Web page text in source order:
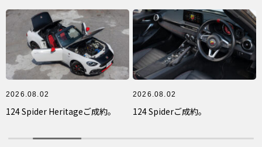
2026.08.02
124 Spider Heritageご成約。
2026.08.02
124 Spiderご成約。